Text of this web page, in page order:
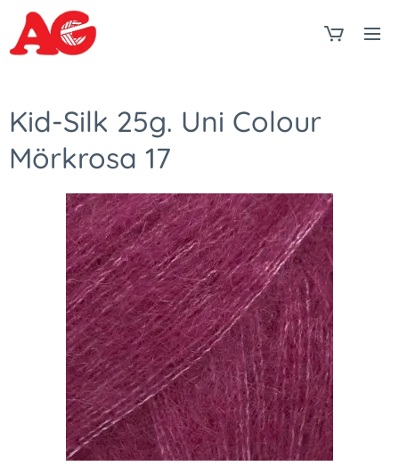
Kid-Silk 25g. Uni Colour
Mörkrosa 17